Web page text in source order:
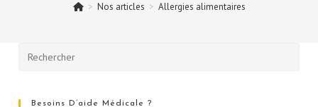
> Nos articles > Allergies alimentaires
Besoins D’aide Médicale ?